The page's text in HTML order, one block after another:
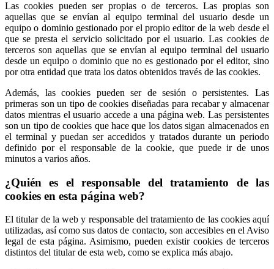
Las cookies pueden ser propias o de terceros. Las propias son
aquellas que se envían al equipo terminal del usuario desde un
equipo o dominio gestionado por el propio editor de la web desde el
que se presta el servicio solicitado por el usuario. Las cookies de
terceros son aquellas que se envían al equipo terminal del usuario
desde un equipo o dominio que no es gestionado por el editor, sino
por otra entidad que trata los datos obtenidos través de las cookies.
Además, las cookies pueden ser de sesión o persistentes. Las
primeras son un tipo de cookies diseñadas para recabar y almacenar
datos mientras el usuario accede a una página web. Las persistentes
son un tipo de cookies que hace que los datos sigan almacenados en
el terminal y puedan ser accedidos y tratados durante un periodo
definido por el responsable de la cookie, que puede ir de unos
minutos a varios años.
¿Quién es el responsable del tratamiento de las
cookies en esta página web?
El titular de la web y responsable del tratamiento de las cookies aquí
utilizadas, así como sus datos de contacto, son accesibles en el Aviso
legal de esta página. Asimismo, pueden existir cookies de terceros
distintos del titular de esta web, como se explica más abajo.